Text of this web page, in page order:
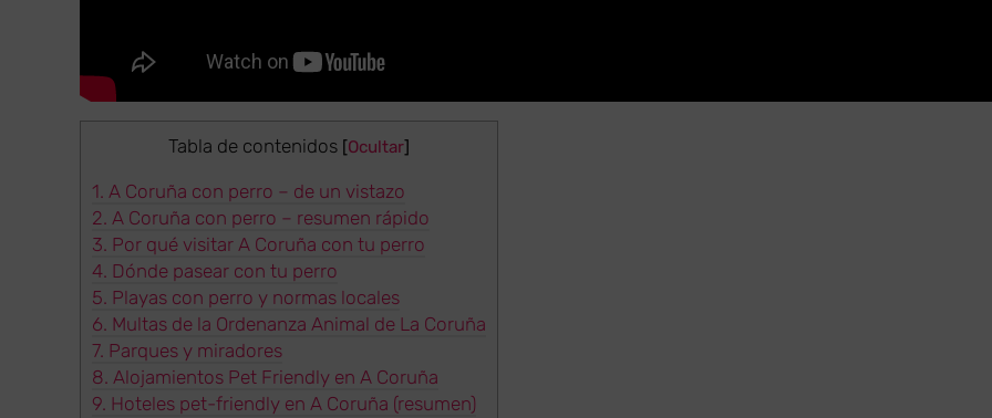
Tabla de contenidos [Ocultar]
1. A Coruña con perro – de un vistazo
2. A Coruña con perro – resumen rápido
3. Por qué visitar A Coruña con tu perro
4. Dónde pasear con tu perro
5. Playas con perro y normas locales
6. Multas de la Ordenanza Animal de La Coruña
7. Parques y miradores
8. Alojamientos Pet Friendly en A Coruña
9. Hoteles pet-friendly en A Coruña (resumen)